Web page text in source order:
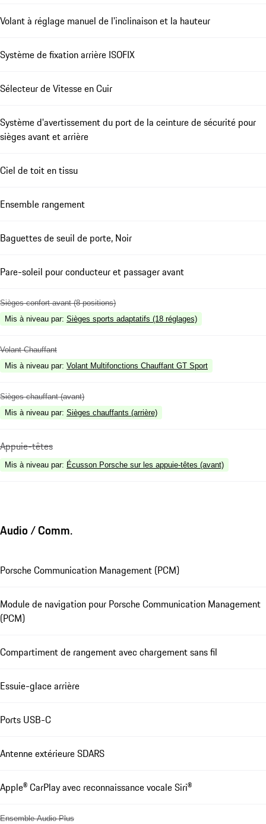
Volant à réglage manuel de l'inclinaison et la hauteur
Système de fixation arrière ISOFIX
Sélecteur de Vitesse en Cuir
Système d'avertissement du port de la ceinture de sécurité pour
sièges avant et arrière
Ciel de toit en tissu
Ensemble rangement
Baguettes de seuil de porte, Noir
Pare-soleil pour conducteur et passager avant
Sièges confort avant (8 positions)
Mis à niveau par: Sièges sports adaptatifs (18 réglages)
Volant Chauffant
Mis à niveau par: Volant Multifonctions Chauffant GT Sport
Sièges chauffant (avant)
Mis à niveau par: Sièges chauffants (arrière)
Appuie-têtes
Mis à niveau par: Écusson Porsche sur les appuie-têtes (avant)
Audio / Comm.
Porsche Communication Management (PCM)
Module de navigation pour Porsche Communication Management
(PCM)
Compartiment de rangement avec chargement sans fil
Essuie-glace arrière
Ports USB-C
Antenne extérieure SDARS
Apple® CarPlay avec reconnaissance vocale Siri®
Ensemble Audio Plus